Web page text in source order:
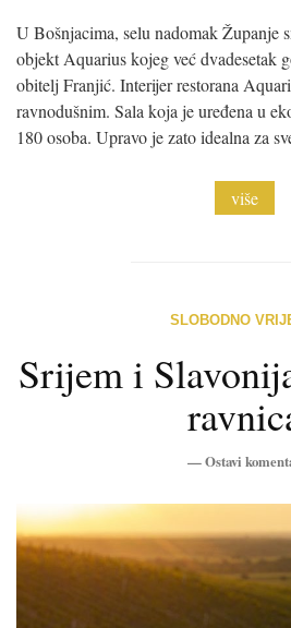
U Bošnjacima, selu nadomak Županje
objekt Aquarius kojeg već dvadesetak
obitelj Franjić. Interijer restorana
ravnodušnim. Sala koja je uređena u
180 osoba. Upravo je zato idealna za
više
SLOBODNO
Srijem i
—Ostavi